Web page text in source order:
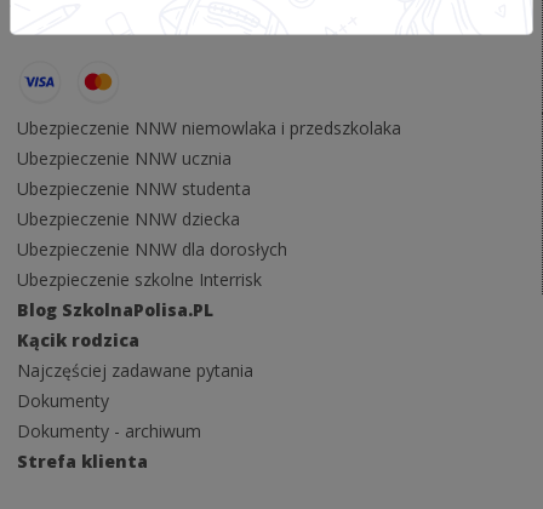
Ubezpieczenie NNW niemowlaka i przedszkolaka
Ubezpieczenie NNW ucznia
Ubezpieczenie NNW studenta
Ubezpieczenie NNW dziecka
Ubezpieczenie NNW dla dorosłych
Ubezpieczenie szkolne Interrisk
Blog SzkolnaPolisa.PL
Kącik rodzica
Najczęściej zadawane pytania
Dokumenty
Dokumenty - archiwum
Strefa klienta